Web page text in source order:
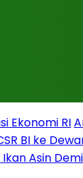
Ekonomi RI
BI ke
Asin